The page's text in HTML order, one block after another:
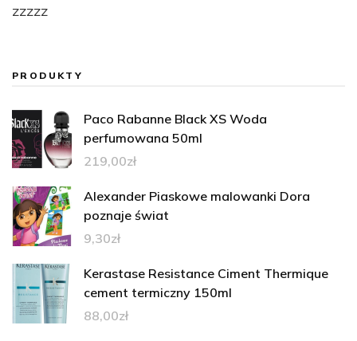
zzzzz
PRODUKTY
Paco Rabanne Black XS Woda
perfumowana 50ml
219,00zł
Alexander Piaskowe malowanki Dora
poznaje świat
9,30zł
Kerastase Resistance Ciment Thermique
cement termiczny 150ml
88,00zł